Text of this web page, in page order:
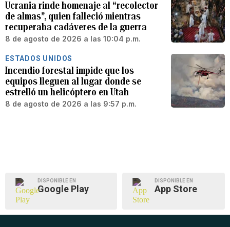
Ucrania rinde homenaje al “recolector
de almas”, quien falleció mientras
recuperaba cadáveres de la guerra
8 de agosto de 2026 a las 10:04 p.m.
ESTADOS UNIDOS
Incendio forestal impide que los
equipos lleguen al lugar donde se
estrelló un helicóptero en Utah
8 de agosto de 2026 a las 9:57 p.m.
DISPONIBLE EN
Google Play
DISPONIBLE EN
App Store